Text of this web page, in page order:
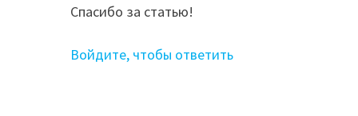
Спасибо за статью!
Войдите, чтобы ответить